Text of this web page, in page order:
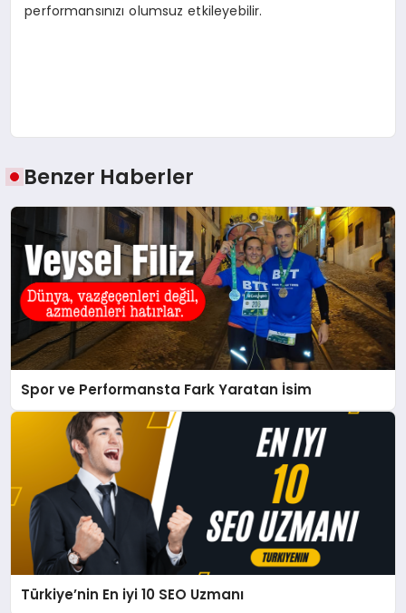
performansınızı olumsuz etkileyebilir.
Benzer Haberler
Spor ve Performansta Fark Yaratan İsim
Türkiye’nin En iyi 10 SEO Uzmanı